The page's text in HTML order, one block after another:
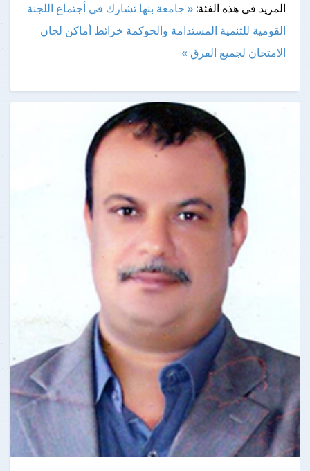
المزيد فى هذه الفئة: « جامعة بنها تشارك في أجتماع اللجنة
القومية للتنمية المستدامة والحوكمة خرائط أماكن لجان
الامتحان لجميع الفرق »